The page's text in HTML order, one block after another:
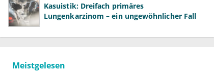
Kasuistik: Dreifach primäres
Lungenkarzinom – ein ungewöhnlicher Fall
Meistgelesen